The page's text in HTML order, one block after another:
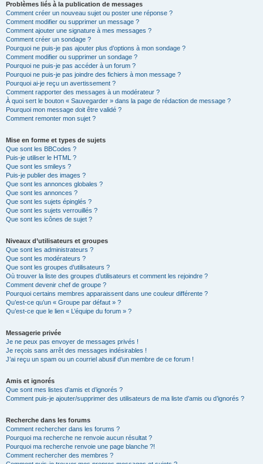
Problèmes liés à la publication de messages
Comment créer un nouveau sujet ou poster une réponse ?
Comment modifier ou supprimer un message ?
Comment ajouter une signature à mes messages ?
Comment créer un sondage ?
Pourquoi ne puis-je pas ajouter plus d’options à mon sondage ?
Comment modifier ou supprimer un sondage ?
Pourquoi ne puis-je pas accéder à un forum ?
Pourquoi ne puis-je pas joindre des fichiers à mon message ?
Pourquoi ai-je reçu un avertissement ?
Comment rapporter des messages à un modérateur ?
À quoi sert le bouton « Sauvegarder » dans la page de rédaction de message ?
Pourquoi mon message doit être validé ?
Comment remonter mon sujet ?
Mise en forme et types de sujets
Que sont les BBCodes ?
Puis-je utiliser le HTML ?
Que sont les smileys ?
Puis-je publier des images ?
Que sont les annonces globales ?
Que sont les annonces ?
Que sont les sujets épinglés ?
Que sont les sujets verrouillés ?
Que sont les icônes de sujet ?
Niveaux d’utilisateurs et groupes
Que sont les administrateurs ?
Que sont les modérateurs ?
Que sont les groupes d’utilisateurs ?
Où trouver la liste des groupes d’utilisateurs et comment les rejoindre ?
Comment devenir chef de groupe ?
Pourquoi certains membres apparaissent dans une couleur différente ?
Qu’est-ce qu’un « Groupe par défaut » ?
Qu’est-ce que le lien « L’équipe du forum » ?
Messagerie privée
Je ne peux pas envoyer de messages privés !
Je reçois sans arrêt des messages indésirables !
J’ai reçu un spam ou un courriel abusif d’un membre de ce forum !
Amis et ignorés
Que sont mes listes d’amis et d’ignorés ?
Comment puis-je ajouter/supprimer des utilisateurs de ma liste d’amis ou d’ignorés ?
Recherche dans les forums
Comment rechercher dans les forums ?
Pourquoi ma recherche ne renvoie aucun résultat ?
Pourquoi ma recherche renvoie une page blanche ?!
Comment rechercher des membres ?